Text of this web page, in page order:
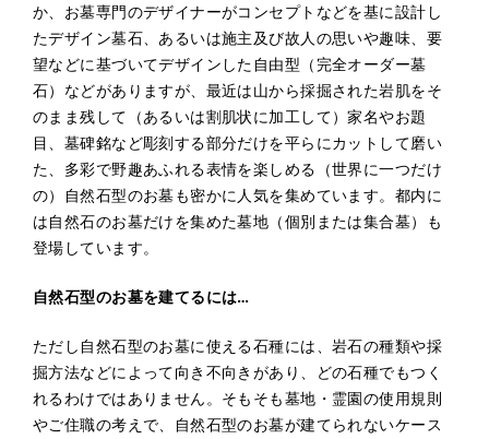
か、お墓専門のデザイナーがコンセプトなどを基に設計し
たデザイン墓石、あるいは施主及び故人の思いや趣味、要
望などに基づいてデザインした自由型（完全オーダー墓
石）などがありますが、最近は山から採掘された岩肌をそ
のまま残して（あるいは割肌状に加工して）家名やお題
目、墓碑銘など彫刻する部分だけを平らにカットして磨い
た、多彩で野趣あふれる表情を楽しめる（世界に一つだけ
の）自然石型のお墓も密かに人気を集めています。都内に
は自然石のお墓だけを集めた墓地（個別または集合墓）も
登場しています。
自然石型のお墓を建てるには…
ただし自然石型のお墓に使える石種には、岩石の種類や採
掘方法などによって向き不向きがあり、どの石種でもつく
れるわけではありません。そもそも墓地・霊園の使用規則
やご住職の考えで、自然石型のお墓が建てられないケース